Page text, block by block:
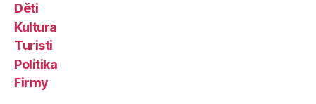
Děti
Kultura
Turisti
Politika
Firmy